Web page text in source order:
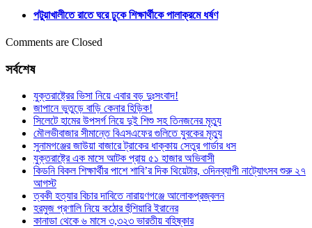
পটুয়াখালীতে রাতে ঘরে ঢুকে শিক্ষার্থীকে পালাক্রমে ধর্ষণ
Comments are Closed
সর্বশেষ
যুক্তরাষ্ট্রের ভিসা নিয়ে এবার বড় দুঃসংবাদ!
জাপানে ভুতুড়ে বাড়ি কেনার হিড়িক!
সিলেটে হামের উপসর্গ নিয়ে দুই শিশু সহ তিনজনের মৃত্যু
মৌলভীবাজার সীমান্তে বিএসএফের গুলিতে যুবকের ‍মৃত্যু
সুনামগঞ্জের জাউয়া বাজারে ট্রাকের ধাক্কায় সেতুর গার্ডার ধস
যুক্তরাষ্ট্রে এক মাসে আটক প্রায় ৫১ হাজার অভিবাসী
কিডনি বিকল শিক্ষার্থীর পাশে শাবি’র দিক থিয়েটার, ৩দিনব্যাপী নাট্যোৎসব শুরু ২৭
আগস্ট
ত্বকী হত্যার বিচার দাবিতে নারায়ণগঞ্জে আলোকপ্রজ্বলন
হরমুজ প্রণালি নিয়ে কঠোর হুঁশিয়ারি ইরানের
কানাডা থেকে ৬ মাসে ৩,৩২৩ ভারতীয় বহিষ্কার